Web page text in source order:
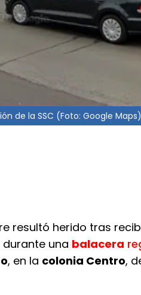
de la SSC (Foto: Google Maps)
resultó herido tras
una balacera
, en la colonia Centro,